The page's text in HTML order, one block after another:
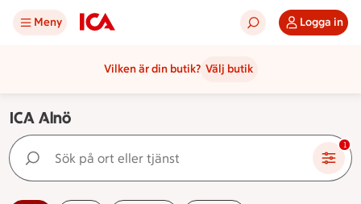
Meny Logga in
Vilken är din butik? Välj butik
ICA Alnö
Sök på ort eller tjänst 1